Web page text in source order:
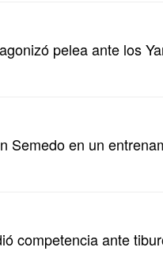
pelea ante los
Semedo en un
competencia ante